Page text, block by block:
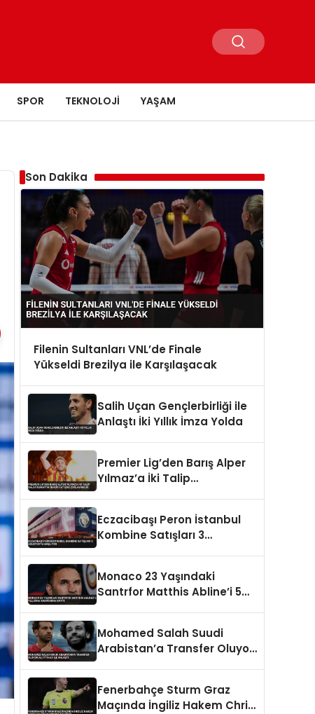
SPOR TEKNOLOJI YAŞAM
Son Dakika
Filenin Sultanları VNL’de Finale
Yükseldi Brezilya ile Karşılaşacak
Salih Uçan Gençlerbirliği ile
Anlaştı İki Yıllık İmza Yolda
Premier Lig’den Barış Alper
Yılmaz’a İki Talip
Eczacibaşı Peron İstanbul
Kombine Satışları 3
Monaco 23 Yaşındaki
Santrfor Matthis Abline’i 5
Mohamed Salah Suudi
Arabistan’a Transfer Oluyor
Fenerbahçe Sturm Graz
Maçında İngiliz Hakem Chris